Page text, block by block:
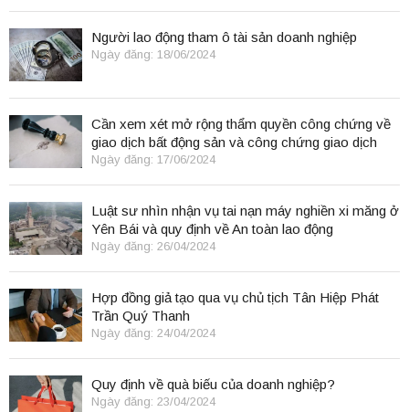
Người lao động tham ô tài sản doanh nghiệp
Ngày đăng: 18/06/2024
Cần xem xét mở rộng thẩm quyền công chứng về
giao dịch bất động sản và công chứng giao dịch
điện tử.
Ngày đăng: 17/06/2024
Luật sư nhìn nhận vụ tai nạn máy nghiền xi măng ở
Yên Bái và quy định về An toàn lao động
Ngày đăng: 26/04/2024
Hợp đồng giả tạo qua vụ chủ tịch Tân Hiệp Phát
Trần Quý Thanh
Ngày đăng: 24/04/2024
Quy định về quà biếu của doanh nghiệp?
Ngày đăng: 23/04/2024